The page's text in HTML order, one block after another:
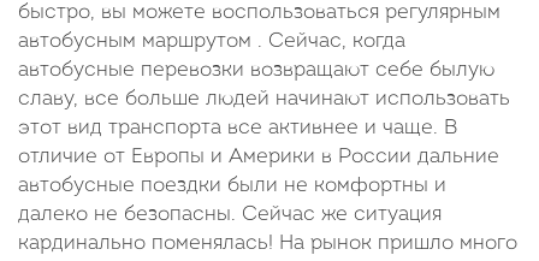
быстро, вы можете воспользоваться регулярным
автобусным маршрутом . Сейчас, когда
автобусные перевозки возвращают себе былую
славу, все больше людей начинают использовать
этот вид транспорта все активнее и чаще. В
отличие от Европы и Америки в России дальние
автобусные поездки были не комфортны и
далеко не безопасны. Сейчас же ситуация
кардинально поменялась! На рынок пришло много